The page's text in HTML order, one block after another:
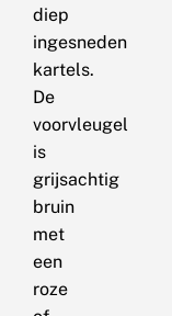
diep
ingesneden
kartels.
De
voorvleugel
is
grijsachtig
bruin
met
een
roze